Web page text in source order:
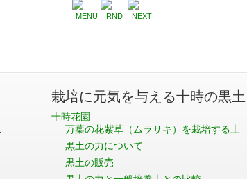
栽培に元気を与える十時の黒土
十時花園
万葉の花紫草（ムラサキ）を栽培する土
黒土の力について
黒土の販売